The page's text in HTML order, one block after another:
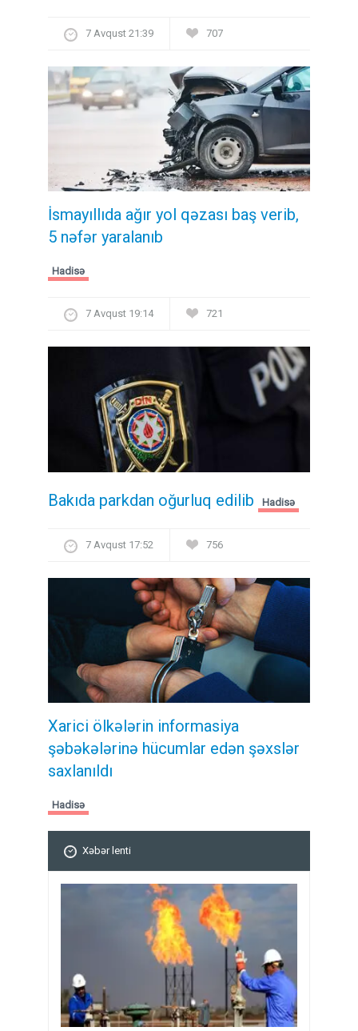
7 Avqust 21:39 707
İsmayıllıda ağır yol qəzası baş verib,
5 nəfər yaralanıb
Hadisə
7 Avqust 19:14 721
Bakıda parkdan oğurluq edilib Hadisə
7 Avqust 17:52 756
Xarici ölkələrin informasiya
şəbəkələrinə hücumlar edən şəxslər
saxlanıldı
Hadisə
Xəbər lenti